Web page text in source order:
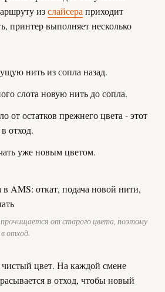
изслайсера приходит
принтер выполняет несколько
нить из сопла назад.
слота новую нить до сопла.
от остатков прежнего цвета - этот
отход.
уже новым цветом.
от старого цвета, поэтому
отход.
чистый цвет. На каждой смене
в отход, чтобы новый